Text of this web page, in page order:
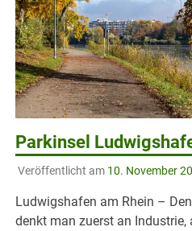
Parkinsel
Veröffentlicht am 10. November
Ludwigshafen am Rhein –
denkt man zuerst an Industrie,